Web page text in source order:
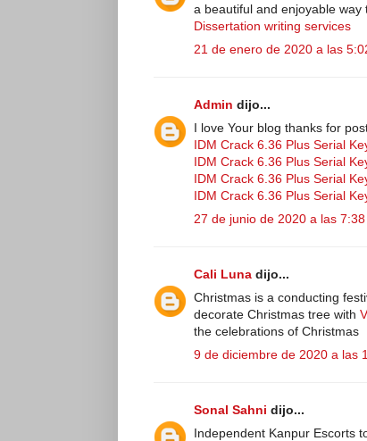
a beautiful and enjoyable way
Dissertation writing services
21 de enero de 2020 a las
Admin dijo...
I love Your blog thanks for
IDM Crack 6.36 Plus Serial
IDM Crack 6.36 Plus Serial
IDM Crack 6.36 Plus Serial
IDM Crack 6.36 Plus Serial
27 de junio de 2020 a las 7:38
Cali Luna dijo...
Christmas is a conducting
decorate Christmas tree with
the celebrations of Christmas
9 de diciembre de 2020 a las
Sonal Sahni dijo...
Independent Kanpur Escorts